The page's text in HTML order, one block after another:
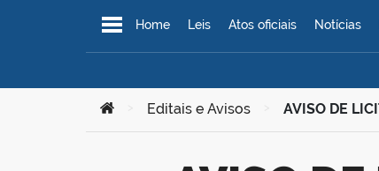
Home Leis Atos oficiais Notícias
Você está aqui:
Editais e Avisos AVISO DE